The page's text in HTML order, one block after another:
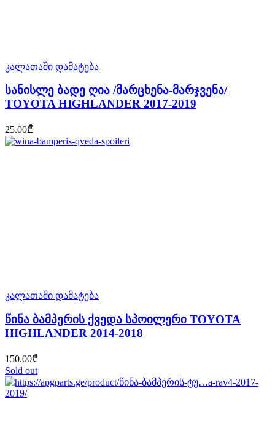
კალათაში დამატება
სანისლე ბადე ღია /მარცხენა-მარჯვენა/
TOYOTA HIGHLANDER 2017-2019
25.00₾
კალათაში დამატება
წინა ბამპერის ქვედა სპოილერი TOYOTA
HIGHLANDER 2014-2018
150.00₾
Sold out